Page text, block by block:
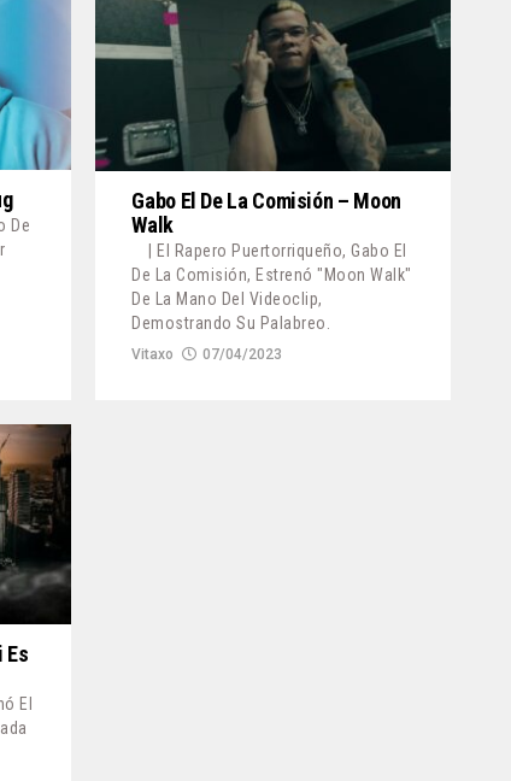
De
Gabo El De La Comisión – Moon
Walk
| El Rapero Puertorriqueño, Gabo El
De La Comisión, Estrenó "Moon Walk"
De La Mano Del Videoclip,
Demostrando Su Palabreo.
Vitaxo 07/04/2023
Es
El